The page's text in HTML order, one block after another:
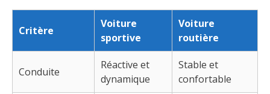
Critère
Voiture
sportive
Voiture
routière
Conduite
Réactive et
dynamique
Stable et
confortable